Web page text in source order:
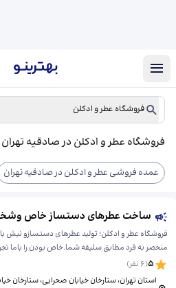
فروشگاه عطر و ادکلن
فروشگاه عطر و ادکلن در صادقیه تهران
عمده فروشی عطر و ادکلن در صادقیه تهران
ساخت عطرهای دستساز خاص
فروشگاه عطر و ادکلن؛ تولید عطرهای دستسازو نیش
منحصر به فرد مطابق سلیقه شما.خاص بودن را باما
5
(
6 نفر)
استان تهران، ستارخان خیابان صحرایی، ​ستارخان